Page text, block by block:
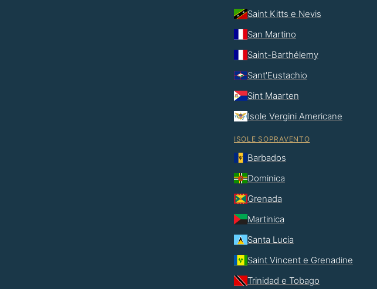
Saint Kitts e Nevis
San Martino
Saint-Barthélemy
Sant'Eustachio
Sint Maarten
Isole Vergini Americane
ISOLE SOPRAVENTO
Barbados
Dominica
Grenada
Martinica
Santa Lucia
Saint Vincent e Grenadine
Trinidad e Tobago